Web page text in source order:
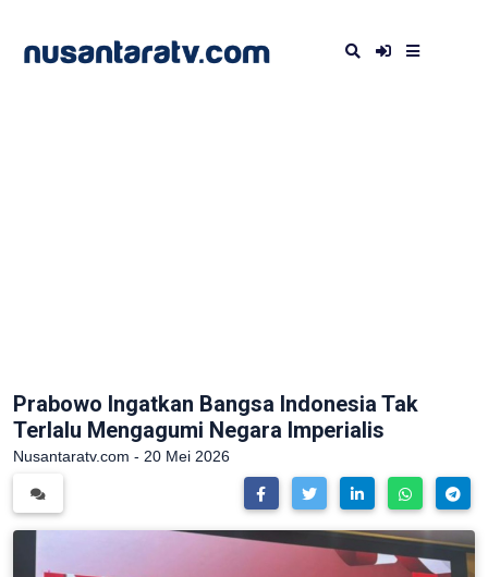
Prabowo Ingatkan Bangsa Indonesia Tak
Terlalu Mengagumi Negara Imperialis
Nusantaratv.com - 20 Mei 2026